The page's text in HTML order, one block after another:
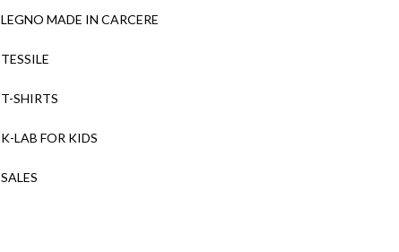
LEGNO MADE IN CARCERE
TESSILE
T-SHIRTS
K-LAB FOR KIDS
SALES